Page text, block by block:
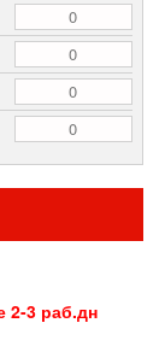
2-3 раб.дн